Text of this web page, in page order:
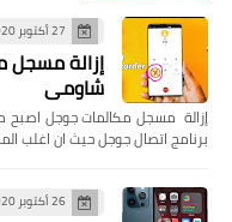
27 أكتوبر 2020
إزالة مسجل
شاومي
إزالة مسجل مكالمات جوجل
برنامج اتصال جوجل حيث ان اغلب
26 أكتوبر 2020